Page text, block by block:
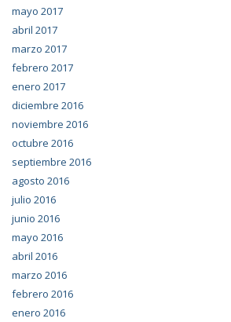
mayo 2017
abril 2017
marzo 2017
febrero 2017
enero 2017
diciembre 2016
noviembre 2016
octubre 2016
septiembre 2016
agosto 2016
julio 2016
junio 2016
mayo 2016
abril 2016
marzo 2016
febrero 2016
enero 2016